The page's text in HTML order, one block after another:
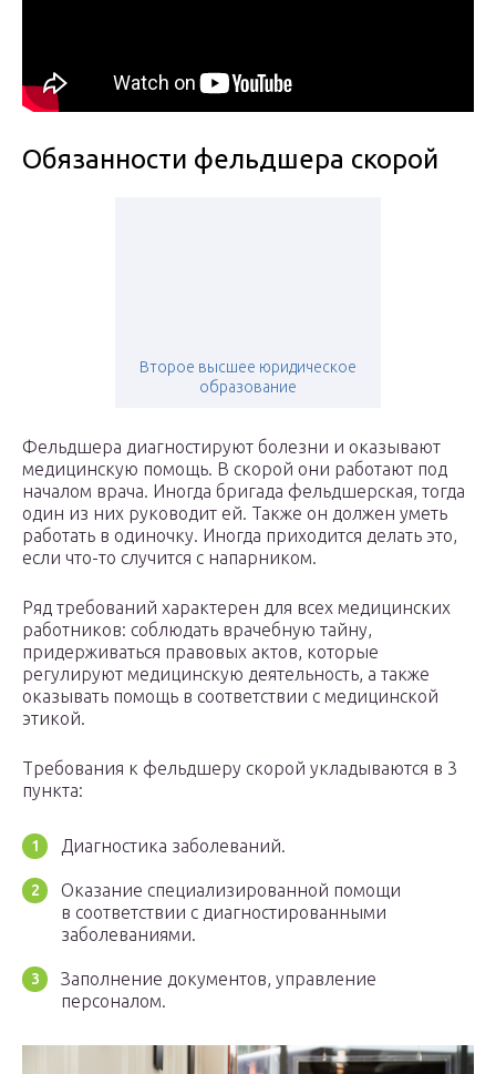
Обязанности фельдшера скорой
Второе высшее юридическое
образование
Фельдшера диагностируют болезни и оказывают
медицинскую помощь. В скорой они работают под
началом врача. Иногда бригада фельдшерская, тогда
один из них руководит ей. Также он должен уметь
работать в одиночку. Иногда приходится делать это,
если что-то случится с напарником.
Ряд требований характерен для всех медицинских
работников: соблюдать врачебную тайну,
придерживаться правовых актов, которые
регулируют медицинскую деятельность, а также
оказывать помощь в соответствии с медицинской
этикой.
Требования к фельдшеру скорой укладываются в 3
пункта:
Диагностика заболеваний.
Оказание специализированной помощи
в соответствии с диагностированными
заболеваниями.
Заполнение документов, управление
персоналом.